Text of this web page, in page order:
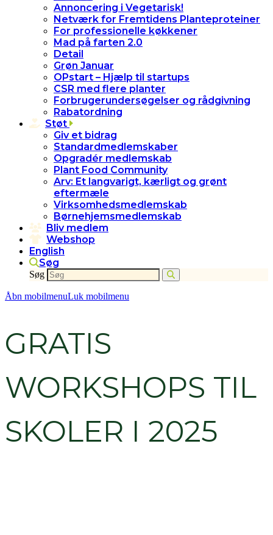
Annoncering i Vegetarisk!
Netværk for Fremtidens Planteproteiner
For professionelle køkkener
Mad på farten 2.0
Detail
Grøn Januar
OPstart – Hjælp til startups
CSR med flere planter
Forbrugerundersøgelser og rådgivning
Rabatordning
Støt
Giv et bidrag
Standardmedlemskaber
Opgradér medlemskab
Plant Food Community
Arv: Et langvarigt, kærligt og grønt
eftermæle
Virksomhedsmedlemskab
Børnehjemsmedlemskab
Bliv medlem
Webshop
English
Søg
Søg
Åbn mobilmenuLuk mobilmenu
GRATIS
WORKSHOPS TIL
SKOLER I 2025